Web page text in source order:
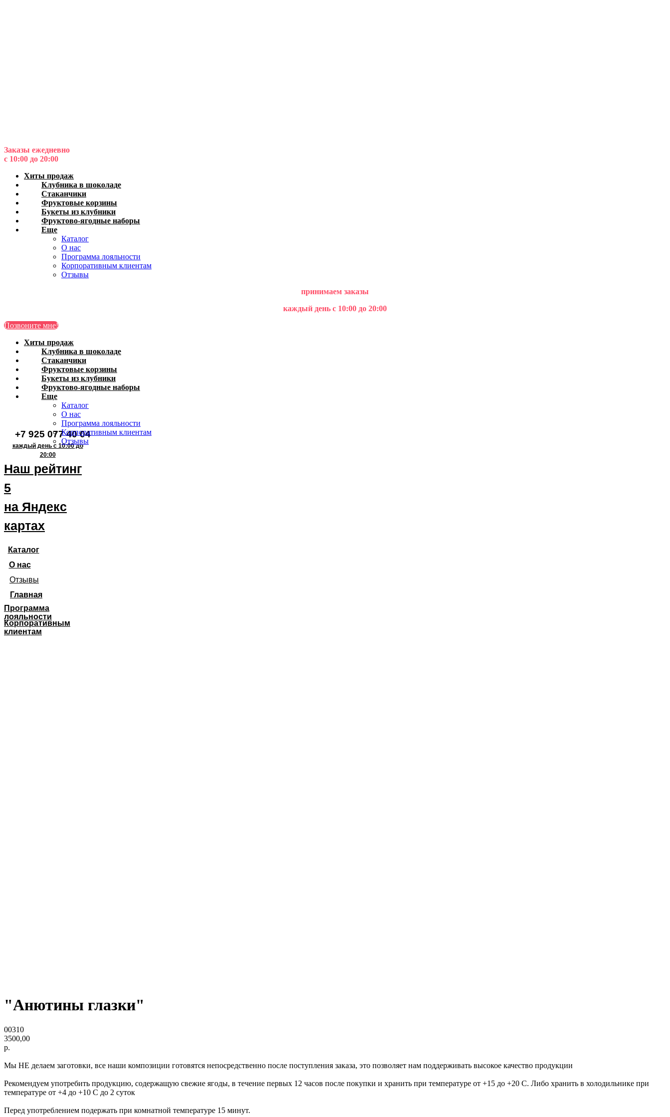
шоколаде
Хиты продаж
Стаканчики
Фруктовые
корзины
Букеты из
клубники
Фруктово-ягодные
наборы
Позвоните мне!
+7 925 077 40 04
каждый день с 10:00 до
20:00
Наш рейтинг
5
на Яндекс
картах
Каталог
О нас
Отзывы
Главная
Программа
лояльности
Корпоративным
клиентам
Заказы ежедневно
с 10:00 до 20:00
Хиты продаж
Клубника в шоколаде
Стаканчики
Фруктовые корзины
Букеты из клубники
Фруктово-ягодные наборы
Еще
Каталог
О нас
Программа лояльности
Корпоративным клиентам
Отзывы
принимаем заказы
каждый день с 10:00 до 20:00
Позвоните мне!
Хиты продаж
Клубника в шоколаде
Стаканчики
Фруктовые корзины
Букеты из клубники
Фруктово-ягодные наборы
Еще
Каталог
О нас
Программа лояльности
Корпоративным клиентам
Отзывы
"Анютины глазки"
00310
3500,00
р.
Мы НЕ делаем заготовки, все наши композиции готовятся непосредственно после поступления заказа, это позволяет нам поддерживать высокое качество продукции
Рекомендуем употребить продукцию, содержащую свежие ягоды, в течение первых 12 часов после покупки и хранить при температуре от +15 до +20 С. Либо хранить в холодильнике при
температуре от +4 до +10 С до 2 суток
Перед употреблением подержать при комнатной температуре 15 минут.